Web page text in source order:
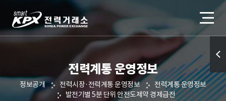
전력계통 운영정보
정보공개 전력시장·전력계통 운영정보
전력계통 운영정보
발전기별 5분 단위 안전도제약 경제급전
퀵메
뉴 열
기